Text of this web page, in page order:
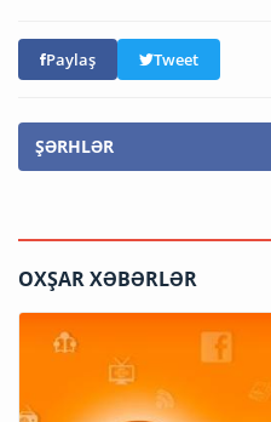
Paylaş Tweet
ŞƏRHLƏR
OXŞAR XƏBƏRLƏR